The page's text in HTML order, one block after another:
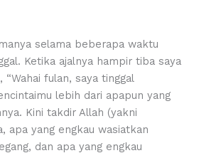
selama beberapa waktu
Ketika ajalnya hampir tiba saya
fulan, saya tinggal
lebih dari apapun yang
Kini takdir Allah (yakni
apa yang engkau wasiatkan
dan apa yang engkau